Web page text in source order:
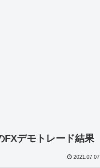
FXデモトレード結果
2021.07.07